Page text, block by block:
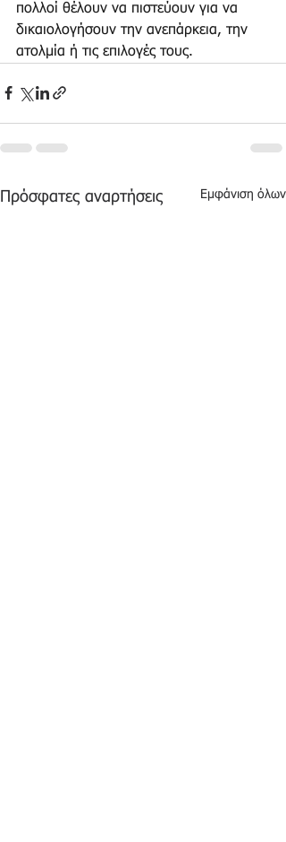
πολλοί θέλουν να πιστεύουν για να
δικαιολογήσουν την ανεπάρκεια, την
ατολμία ή τις επιλογές τους.
Πρόσφατες αναρτήσεις Εμφάνιση όλων